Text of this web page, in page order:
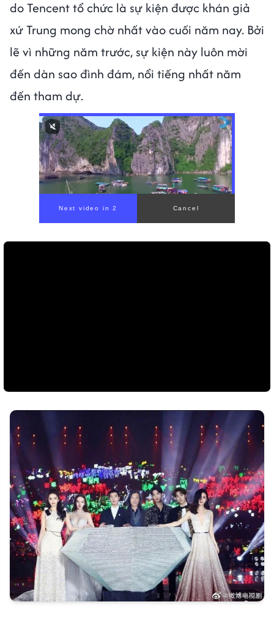
do Tencent tổ chức là sự kiện được khán giả
xứ Trung mong chờ nhất vào cuối năm nay. Bởi
lẽ vì những năm trước, sự kiện này luôn mời
đến dàn sao đình đám, nổi tiếng nhất năm
đến tham dự.